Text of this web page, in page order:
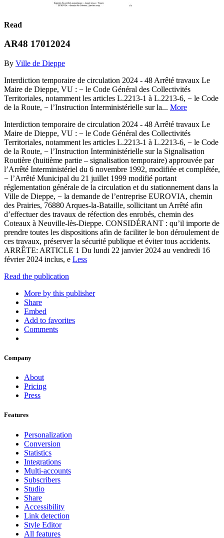
Read
AR48 17012024
By Ville de Dieppe
Interdiction temporaire de circulation 2024 - 48 Arrêté travaux Le
Maire de Dieppe, VU : − le Code Général des Collectivités
Territoriales, notamment les articles L.2213-1 à L.2213-6, − le Code
de la Route, − l’Instruction Interministérielle sur la... More
Interdiction temporaire de circulation 2024 - 48 Arrêté travaux Le
Maire de Dieppe, VU : − le Code Général des Collectivités
Territoriales, notamment les articles L.2213-1 à L.2213-6, − le Code
de la Route, − l’Instruction Interministérielle sur la Signalisation
Routière (huitième partie – signalisation temporaire) approuvée par
l’Arrêté Interministériel du 6 novembre 1992, modifiée et complétée,
− l’Arrêté Municipal du 21 juillet 1999 modifié portant
réglementation générale de la circulation et du stationnement dans la
Ville de Dieppe, − la demande de l’entreprise EUROVIA, chemin
des Prairies, 76880 Arques-la-Bataille, sollicitant un Arrêté afin
d’effectuer des travaux de réfection des enrobés, chemin des
Coteaux à Neuville-lès-Dieppe. CONSIDÉRANT : qu’il importe de
prendre toutes les dispositions afin de faciliter le bon déroulement de
ces travaux, préserver la sécurité publique et éviter tous accidents.
ARRÊTE: ARTICLE 1 Du lundi 22 janvier 2024 au vendredi 16
février 2024 inclus, e Less
Read the publication
More by this publisher
Share
Embed
Add to favorites
Comments
Company
About
Pricing
Press
Features
Personalization
Conversion
Statistics
Integrations
Multi-accounts
Subscribers
Studio
Share
Accessibility
Link detection
Style Editor
All features